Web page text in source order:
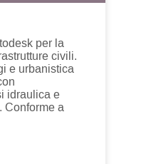
per la
civili.
e urbanistica
idraulica e
Conforme a